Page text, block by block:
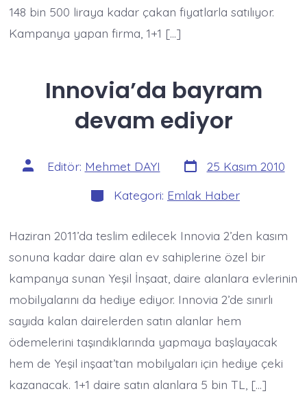
148 bin 500 liraya kadar çakan fiyatlarla satılıyor.
Kampanya yapan firma, 1+1 […]
Innovia’da bayram
devam ediyor
Yazının
yazarı
Editör: Mehmet DAYI Yazı
tarihi
25 Kasım 2010
Kategoriler
Kategori: Emlak Haber
Haziran 2011’da teslim edilecek Innovia 2’den kasım
sonuna kadar daire alan ev sahiplerine özel bir
kampanya sunan Yeşil İnşaat, daire alanlara evlerinin
mobilyalarını da hediye ediyor. Innovia 2’de sınırlı
sayıda kalan dairelerden satın alanlar hem
ödemelerini taşındıklarında yapmaya başlayacak
hem de Yeşil inşaat’tan mobilyaları için hediye çeki
kazanacak. 1+1 daire satın alanlara 5 bin TL, […]